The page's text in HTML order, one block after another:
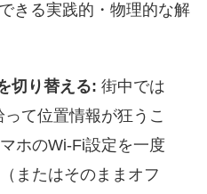
きる実践的・物理的な解
切り替える: 街中では
て位置情報が狂うこ
ホのWi-Fi設定を一度
またはそのままオフ